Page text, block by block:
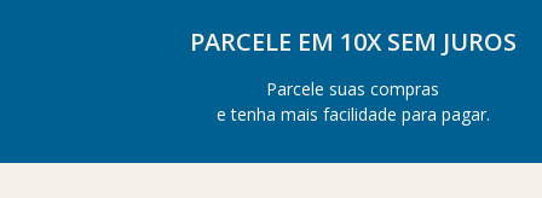
PARCELE EM 10X SEM JUROS
Parcele suas compras
e tenha mais facilidade para pagar.